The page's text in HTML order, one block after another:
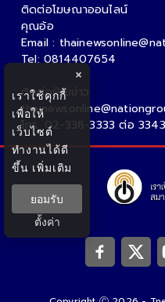
ติดต่อโฆษณาออนไลน์
คุณอ้อ
Email :
Tel: 0814407654
ติดต่อฝ่ายข่าว
โทร. 02-338-3333 ต่อ 3343
×
เราใช้คุกกี้
เพื่อให้
เว็บไซต์
ทำงานได้ดี
ขึ้น เพิ่มเติม
ยอมรับ
ตั้งค่า